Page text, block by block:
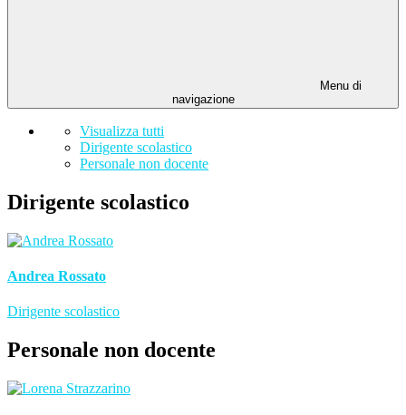
Menu di
navigazione
Visualizza tutti
Dirigente scolastico
Personale non docente
Dirigente scolastico
Andrea Rossato
Dirigente scolastico
Personale non docente